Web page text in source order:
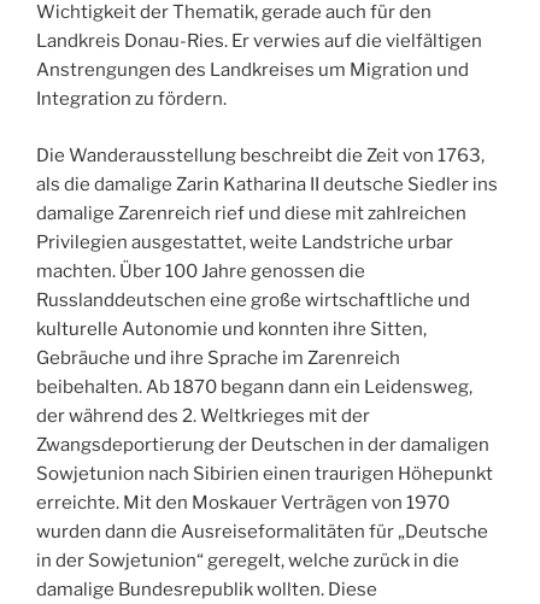
Wichtigkeit der Thematik, gerade auch für den
Landkreis Donau-Ries. Er verwies auf die vielfältigen
Anstrengungen des Landkreises um Migration und
Integration zu fördern.
Die Wanderausstellung beschreibt die Zeit von 1763,
als die damalige Zarin Katharina II deutsche Siedler ins
damalige Zarenreich rief und diese mit zahlreichen
Privilegien ausgestattet, weite Landstriche urbar
machten. Über 100 Jahre genossen die
Russlanddeutschen eine große wirtschaftliche und
kulturelle Autonomie und konnten ihre Sitten,
Gebräuche und ihre Sprache im Zarenreich
beibehalten. Ab 1870 begann dann ein Leidensweg,
der während des 2. Weltkrieges mit der
Zwangsdeportierung der Deutschen in der damaligen
Sowjetunion nach Sibirien einen traurigen Höhepunkt
erreichte. Mit den Moskauer Verträgen von 1970
wurden dann die Ausreiseformalitäten für „Deutsche
in der Sowjetunion“ geregelt, welche zurück in die
damalige Bundesrepublik wollten. Diese